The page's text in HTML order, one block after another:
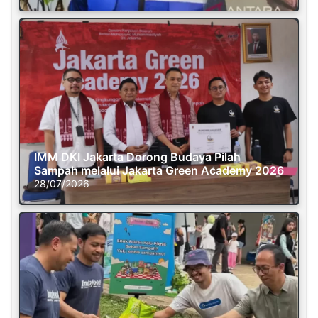
IMM DKI Jakarta Dorong Budaya Pilah
Sampah melalui Jakarta Green Academy 2026
28/07/2026